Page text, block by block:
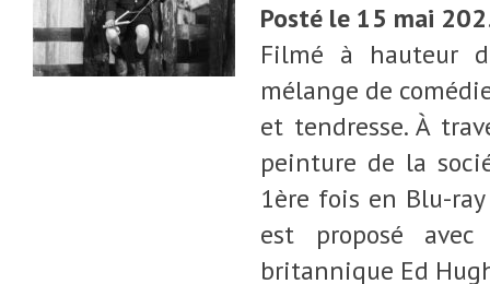
Posté le 15 mai
Filmé à hauteur
mélange de
et tendresse. À
peinture de la
1ère fois en Blu-
est proposé
britannique Ed